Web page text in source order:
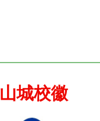
山城校徽